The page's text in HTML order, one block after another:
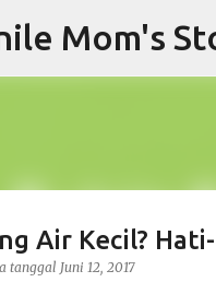
Mom's
Air Kecil?
tanggal Juni 12, 2017